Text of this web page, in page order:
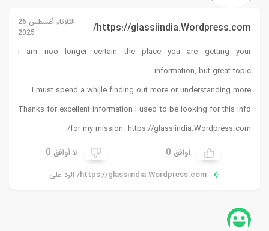
https://glassiindia.Wordpress.com/
الثلاثاء أغسطس 26
2025
I am noo longer certain the place you are getting your
information, but great topic.
I must spend a whijle finding out more or understanding more.
Thanks for excellent information I used to be looking for this info
for my mission. https://glassiindia.Wordpress.com/
أوافق 0 لا أوافق 0
https://glassiindia.Wordpress.com/ الرد على